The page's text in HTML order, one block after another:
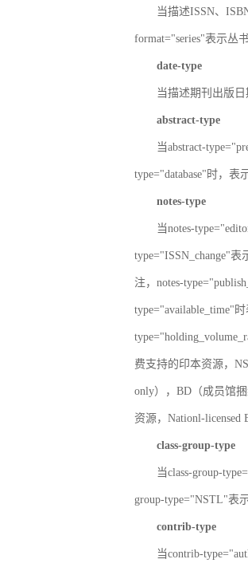
当描述ISSN、
format="series"表示丛
date-type
当描述期刊出版日
abstract-type
当abstract-
type="database"时，表
notes-type
当notes-
type="ISSN_change"
注，notes-
type="available_time"
费支持的印本资源，
only），BD（成员馆
资源，Nationl-licensed
class-group-type
当class-group-
group-type="NSTL"表
contrib-type
当contrib-